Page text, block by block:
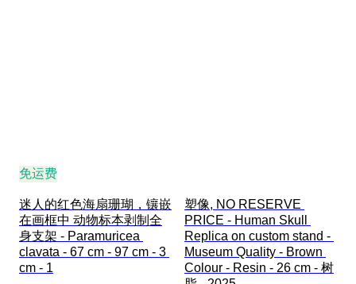
免运费
迷人的红色海扇珊瑚，镶嵌
在画框中 动物标本剥制全
身支架 - Paramuricea
clavata - 67 cm - 97 cm - 3
cm - 1
塑像, NO RESERVE
PRICE - Human Skull
Replica on custom stand -
Museum Quality - Brown
Colour - Resin - 26 cm - 树